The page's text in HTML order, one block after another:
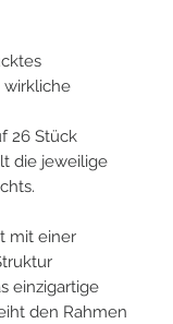
wirkliche
26 Stück
die jeweilige
mit einer
einzigartige
den Rahmen